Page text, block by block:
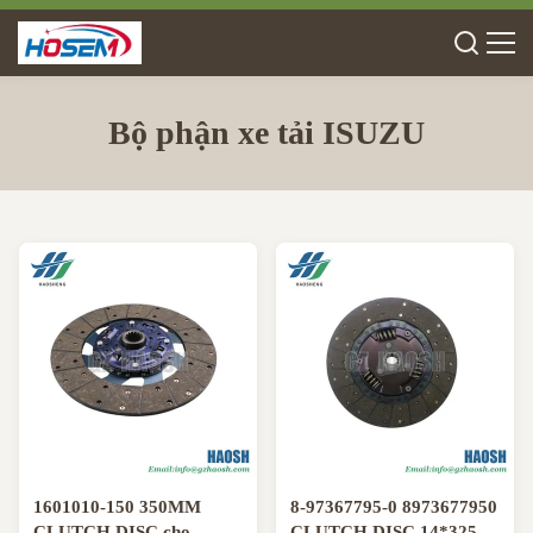
Bộ phận xe tải ISUZU
1601010-150 350MM
8-97367795-0 8973677950